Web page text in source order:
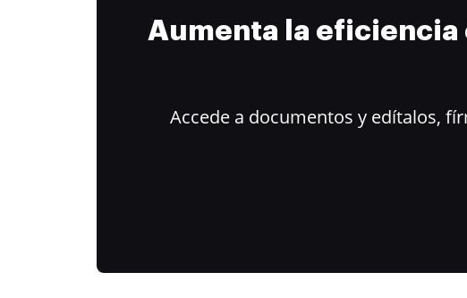
Aumenta la eficiencia
Accede a documentos y edítalos,